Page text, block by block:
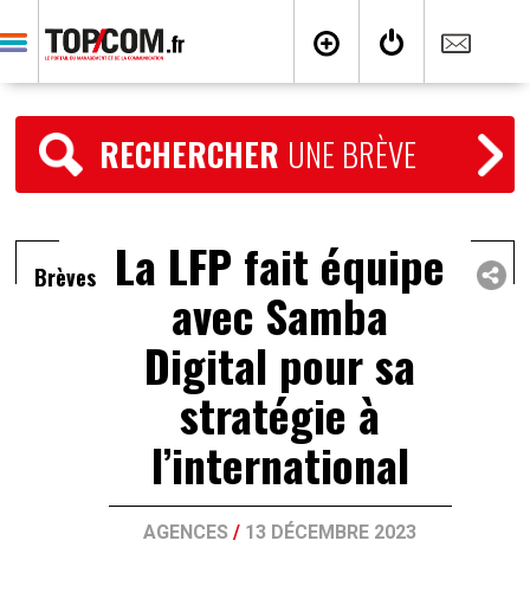
RECHERCHER UNE BRÈVE
Brèves La LFP fait équipe
avec Samba
Digital pour sa
stratégie à
l’international
AGENCES / 13 DÉCEMBRE 2023